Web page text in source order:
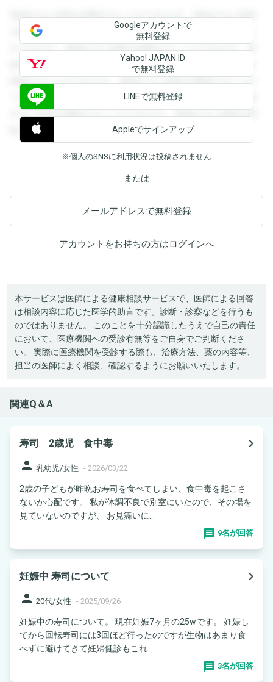
登録すると回答を閲覧することができます。登録すると回答
を閲覧することができます。登録すると回答を閲覧すること
ができます。登録すると回答を閲覧することができます。登
録すると回答を閲覧することができます。登録すると回答を
閲覧することができます。登録すると回答を閲覧することが
できます。登録すると回答を閲覧することができます。登録
すると回答を閲覧することができます。登録すると回答を閲
覧することができます。
Googleアカウントで
無料登録
Yahoo! JAPAN ID
で無料登録
LINEで無料登録
Appleでサインアップ
※個人のSNSに利用状況は投稿されません
または
メールアドレスで無料登録
アカウントをお持ちの方はログインへ
本サービスは医師による健康相談サービスで、医師による回答
は相談内容に応じた医学的助言です。診断・診察などを行うも
のではありません。 このことを十分認識したうえで自己の責任
において、医療機関への受診有無等をご自身でご判断くださ
い。 実際に医療機関を受診する際も、治療方法、薬の内容等、
担当の医師によく相談、確認するようにお願いいたします。
関連Q＆A
寿司 2歳児 食中毒
navigate_next
person 乳幼児/女性 - 2026/03/22
2歳の子どもが昨晩お寿司を食べてしまい、食中毒を起こさ
ないか心配です。 私が体調不良で別室にいたので、その場を
見ていないのですが、 お見舞いに...
9名が回答
妊娠中 寿司について
navigate_next
person 20代/女性 - 2025/09/26
妊娠中の寿司について。 現在妊娠7ヶ月の25wです。 妊娠し
てから回転寿司には3回ほど行ったのですが生物はあまり食
べずに避けてきて妊婦健診もこれ...
3名が回答